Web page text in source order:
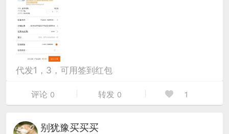
代发1，3，可用签到红包
评论 0 转发 0 1
别犹豫买买买